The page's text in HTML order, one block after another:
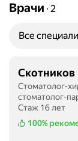
Врачи ∙ 2
Все
Скотников
Стоматолог-
стоматолог-
Стаж 16 лет
100%